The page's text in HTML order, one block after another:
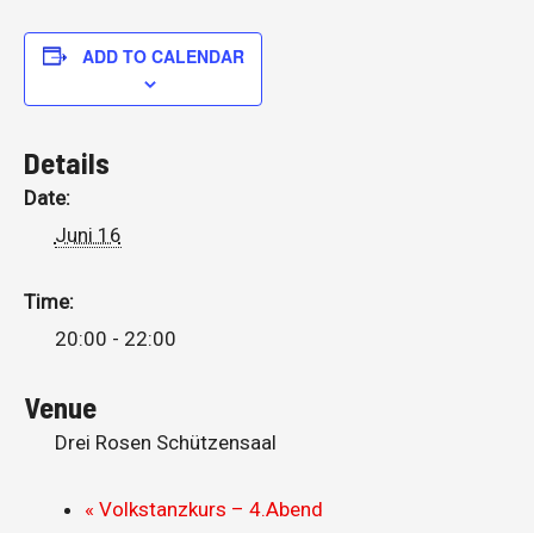
ADD TO CALENDAR
Details
Date:
Juni 16
Time:
20:00 - 22:00
Venue
Drei Rosen Schützensaal
« Volkstanzkurs – 4.Abend